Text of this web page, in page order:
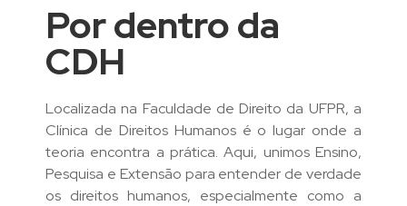
Por dentro da
CDH
Localizada na Faculdade de Direito da UFPR, a
Clínica de Direitos Humanos é o lugar onde a
teoria encontra a prática. Aqui, unimos Ensino,
Pesquisa e Extensão para entender de verdade
os direitos humanos, especialmente como a